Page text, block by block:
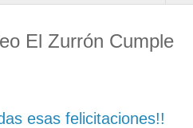
El Zurrón Cumple
esas felicitaciones!!